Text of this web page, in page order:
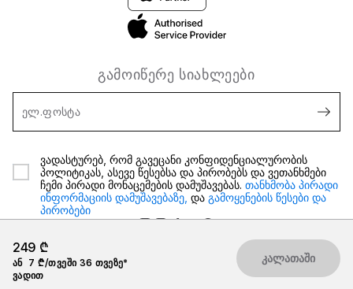
249 ₾
ან
7 ₾/თვეში 36 თვეზე*
ვადით
კალათაში
გამოიწერე სიახლეები
ელ.ფოსტა
ვადასტურებ, რომ გავეცანი კონფიდენციალურობის
პოლიტიკას, ასევე წესებსა და პირობებს და ვეთანხმები
ჩემი პირადი მონაცემების დამუშავებას. თანხმობა პირადი
ინფორმაციის დამუშავებაზე, და გამოყენების წესები და
პირობები